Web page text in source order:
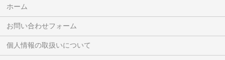
ホーム
お問い合わせフォーム
個人情報の取扱いについて